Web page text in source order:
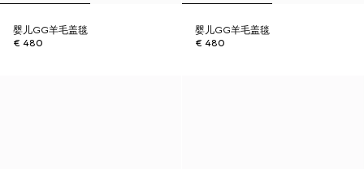
婴儿GG羊毛盖毯
€ 480
婴儿GG羊毛盖毯
€ 480